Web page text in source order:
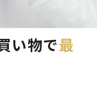
成で
い物で最
定期券で